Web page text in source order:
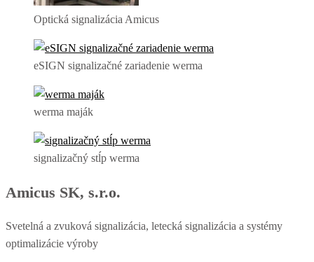
Optická signalizácia Amicus
eSIGN signalizačné zariadenie werma
werma maják
signalizačný stĺp werma
Amicus SK, s.r.o.
Svetelná a zvuková signalizácia, letecká signalizácia a systémy
optimalizácie výroby